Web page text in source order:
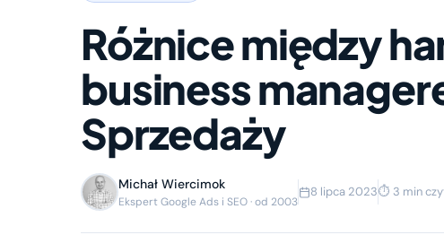
Różnice między
business
Sprzedaży
Michał Wiercimok
Ekspert Google Ads i SEO · od 2003
8 lipca 2023⏱ 3 min